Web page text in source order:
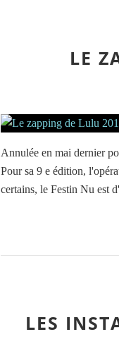
LE
Annulée en mai dernier
Pour sa 9 e édition,
certains, le Festin Nu est
LES